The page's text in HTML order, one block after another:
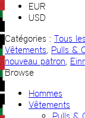
EUR
USD
Catégories : Tous
Vêtements, Pulls &
nouveau patron,
Browse
Hommes
Vêtements